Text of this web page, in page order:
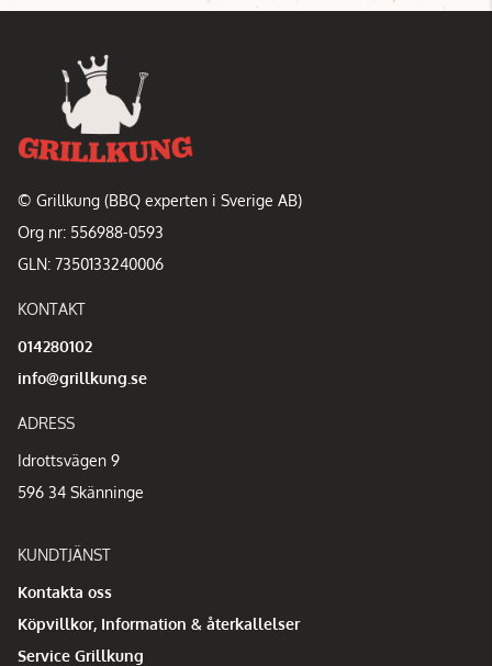
© Grillkung (BBQ experten i Sverige AB)
Org nr: 556988-0593
GLN: 7350133240006
KONTAKT
014280102
info@grillkung.se
ADRESS
Idrottsvägen 9
596 34 Skänninge
KUNDTJÄNST
Kontakta oss
Köpvillkor, Information & återkallelser
Service Grillkung